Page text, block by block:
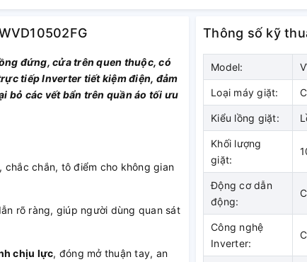
đứng, cửa trên quen thuộc, có
tiếp Inverter tiết kiệm điện, đảm
bỏ các vết bẩn trên quần áo tối ưu
chắc chắn, tô điểm cho không gian
rõ ràng, giúp người dùng quan sát
chịu lực, đóng mở thuận tay, an
Thông số kỹ
Model:
Loại máy giặt:
Kiểu lồng giặt:
Khối lượng
giặt:
Động cơ dẫn
động:
Công nghệ
Inverter: